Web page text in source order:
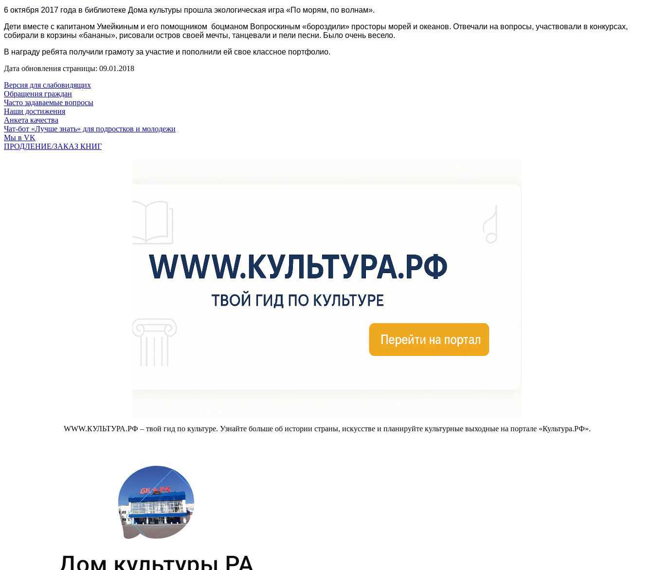
6 октября 2017 года в библиотеке Дома культуры прошла экологическая игра «По морям, по волнам».
Дети вместе с капитаном Умейкиным и его помощником боцманом Вопроскиным «бороздили» просторы морей и океанов. Отвечали на вопросы, участвовали в конкурсах,
собирали в корзины «бананы», рисовали остров своей мечты, танцевали и пели песни. Было очень весело.
В награду ребята получили грамоту за участие и пополнили ей свое классное портфолио.
Дата обновления страницы: 09.01.2018
Версия для слабовидящих
Обращения граждан
Часто задаваемые вопросы
Наши достижения
Анкета качества
Чат-бот «Лучше знать» для подростков и молодежи
Мы в VK
ПРОДЛЕНИЕ/ЗАКАЗ КНИГ
WWW.КУЛЬТУРА.РФ – твой гид по культуре. Узнайте больше об истории страны, искусстве и планируйте культурные выходные на портале «Культура.РФ».